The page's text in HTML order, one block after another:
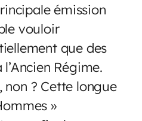
émission
vouloir
que des
Régime.
non ? Cette longue
»